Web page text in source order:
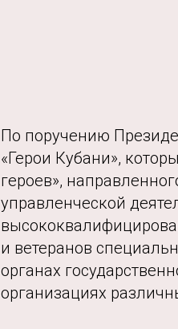
По поручению
«Герои Кубани»,
героев»,
управленческой
и ветеранов
органах
организациях